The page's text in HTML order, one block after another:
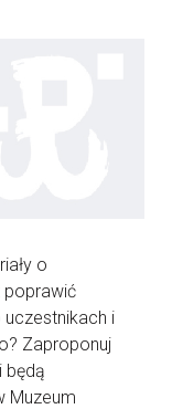
o
poprawić
i
Zaproponuj
będą
Muzeum